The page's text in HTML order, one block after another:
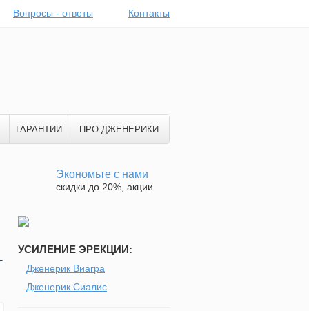
Вопросы - ответы Контакты
ГАРАНТИИ ПРО ДЖЕНЕРИКИ
Экономьте с нами
скидки до 20%, акции
УСИЛЕНИЕ ЭРЕКЦИИ:
Дженерик Виагра
Дженерик Сиалис